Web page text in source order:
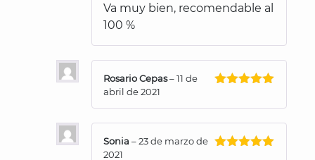
Va muy bien, recomendable al
100 %
con5de 5
Rosario Cepas–11 de
abril de 2021
Sonia –23 de marzo de
2021